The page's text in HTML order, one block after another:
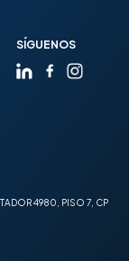
SÍGUENOS
4980, PISO 7, CP